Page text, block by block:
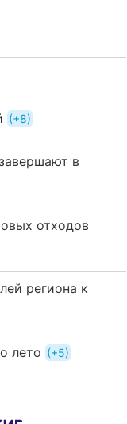
+8
в
отходов
региона к
лето +5